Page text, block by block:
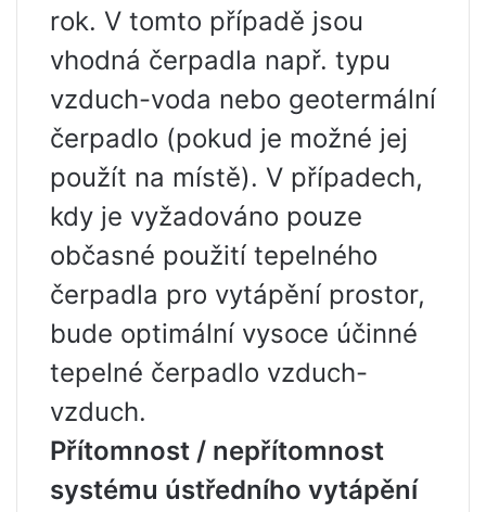
rok. V tomto případě jsou
vhodná čerpadla např. typu
vzduch-voda nebo geotermální
čerpadlo (pokud je možné jej
použít na místě). V případech,
kdy je vyžadováno pouze
občasné použití tepelného
čerpadla pro vytápění prostor,
bude optimální vysoce účinné
tepelné čerpadlo vzduch-
vzduch.
Přítomnost / nepřítomnost
systému ústředního vytápění